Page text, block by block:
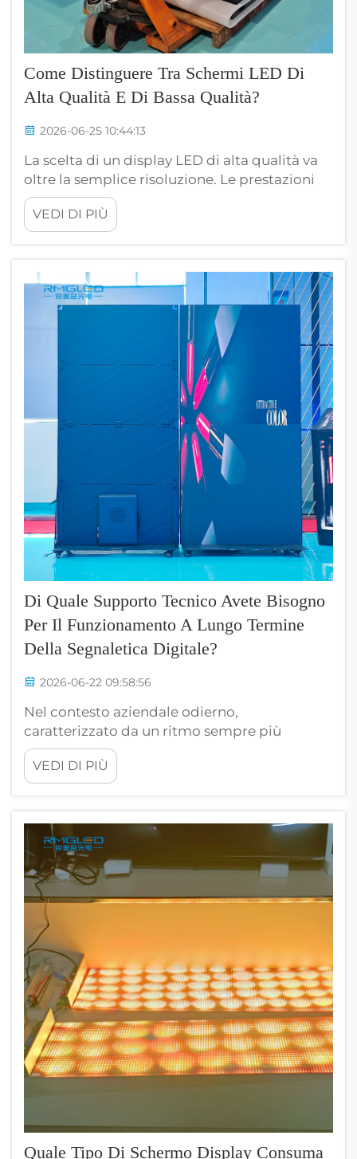
Come Distinguere Tra Schermi LED Di
Alta Qualità E Di Bassa Qualità?
2026-06-25 10:44:13
La scelta di un display LED di alta qualità va
oltre la semplice risoluzione. Le prestazioni
reali dello schermo dipendono dalla qualità
visiva, dalla precisione della costruzione fisica
e dalla stabilità operativa a lungo termine. I
controllo bilanciato della luminosità, su una
precisa uniformità del colore e su una
gestione avanzata del contrasto.
VEDI DI PIÙ
Di Quale Supporto Tecnico Avete Bisogno
Per Il Funzionamento A Lungo Termine
Della Segnaletica Digitale?
2026-06-22 09:58:56
Nel contesto aziendale odierno,
caratterizzato da un ritmo sempre più
serrato, la segnaletica digitale moderna non è
più semplicemente uno strumento per la
visualizzazione di contenuti, ma uno
per le operazioni aziendali. L’obiettivo
principale è garantire un funzionamento
continuo senza interruzioni. Per raggiungere
questo obiettivo, le organizzazioni devono
passare ...
VEDI DI PIÙ
Quale Tipo Di Schermo Display Consuma